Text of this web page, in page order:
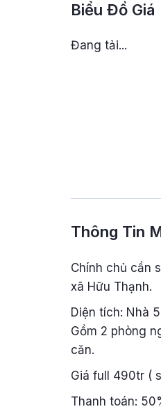
Biểu Đồ Giá
Đang tải...
Thông Tin
Chính chủ cần
xã Hữu Thạnh.
Diện tích: Nhà
Gồm 2 phòng
căn.
Giá full 490tr (
Thanh toán: